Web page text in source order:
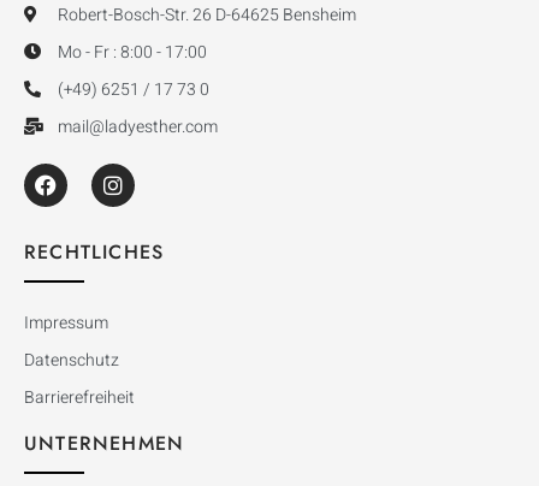
Robert-Bosch-Str. 26 D-64625 Bensheim
Mo - Fr : 8:00 - 17:00
(+49) 6251 / 17 73 0
mail@ladyesther.com
RECHTLICHES
Impressum
Datenschutz
Barrierefreiheit
UNTERNEHMEN